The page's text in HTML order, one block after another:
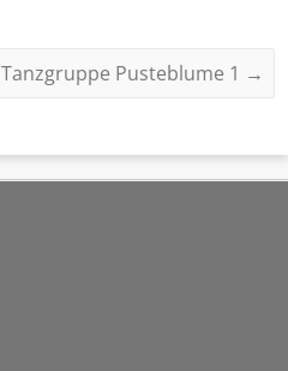
Tanzgruppe Pusteblume 1 →